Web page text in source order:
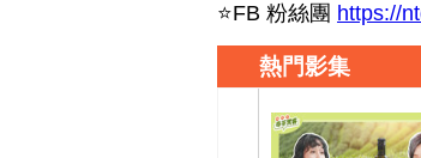
⭐FB 粉絲團 https://
熱門影集